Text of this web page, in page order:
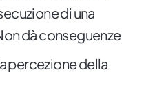
di una
dà conseguenze
percezione della